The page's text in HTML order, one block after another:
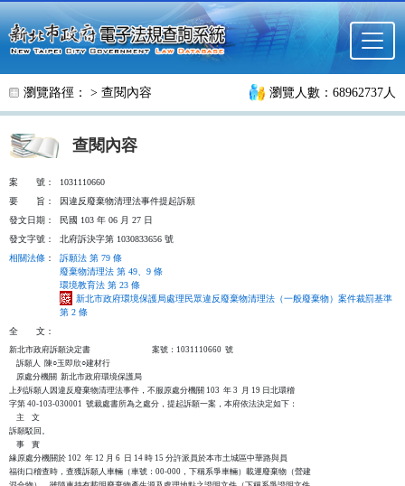
跳至主要內容
瀏覽路徑： > 查閱內容 瀏覽人數：68962737人
查閱內容
案 號：
1031110660
要
旨：
因違反廢棄物清理法事件提起訴願
發文日期：
民國 103 年 06 月 27 日
發文字號：
北府訴決字第 1030833656 號
相關法條 ：
訴願法 第 79 條
廢棄物清理法 第 49、9 條
環境教育法 第 23 條
新北市政府環境保護局處理民眾違反廢棄物清理法（一般廢棄物）案件裁罰基準
第 2 條
全
文：
新北市政府訴願決定書                                  案號：1031110660  號
    訴願人  陳○玉即欣○建材行
    原處分機關  新北市政府環境保護局
上列訴願人因違反廢棄物清理法事件，不服原處分機關 103  年 3  月 19 日北環稽
字第 40-103-030001  號裁處書所為之處分，提起訴願一案，本府依法決定如下：
    主    文
訴願駁回。
    事    實
緣原處分機關於 102  年 12 月 6  日 14 時 15 分許派員於本市土城區中華路與員
福街口稽查時，查獲訴願人車輛（車號：00-000，下稱系爭車輛）載運廢棄物（營建